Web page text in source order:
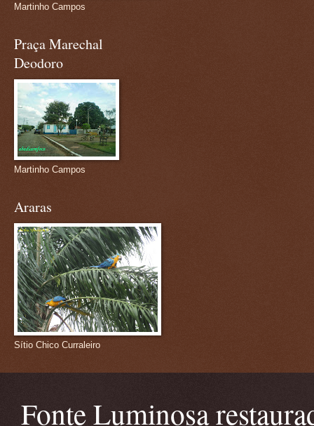
Martinho Campos
Praça Marechal
Deodoro
Martinho Campos
Araras
Sítio Chico Curraleiro
Fonte Luminosa